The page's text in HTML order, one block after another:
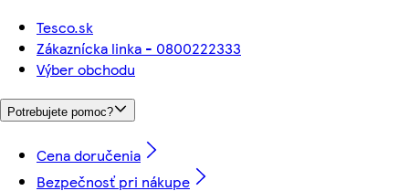
Tesco.sk
Zákaznícka linka - 0800222333
Výber obchodu
Potrebujete pomoc?
Cena doručenia
Bezpečnosť pri nákupe